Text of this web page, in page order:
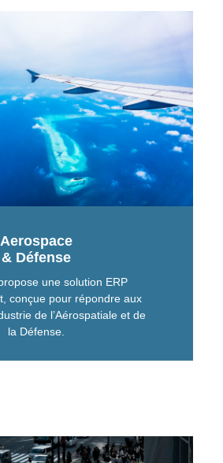
Aerospace
& Défense
une solution ERP
conçue pour répondre aux
de l’Aérospatiale et de
la Défense.